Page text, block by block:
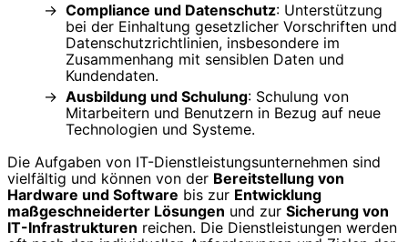
Compliance und Datenschutz: Unterstützung
bei der Einhaltung gesetzlicher Vorschriften und
Datenschutzrichtlinien, insbesondere im
Zusammenhang mit sensiblen Daten und
Kundendaten.
Ausbildung und Schulung: Schulung von
Mitarbeitern und Benutzern in Bezug auf neue
Technologien und Systeme.
Die Aufgaben von IT-Dienstleistungsunternehmen sind
vielfältig und können von der Bereitstellung von
Hardware und Software bis zur Entwicklung
maßgeschneiderter Lösungen und zur Sicherung von
IT-Infrastrukturen reichen. Die Dienstleistungen werden